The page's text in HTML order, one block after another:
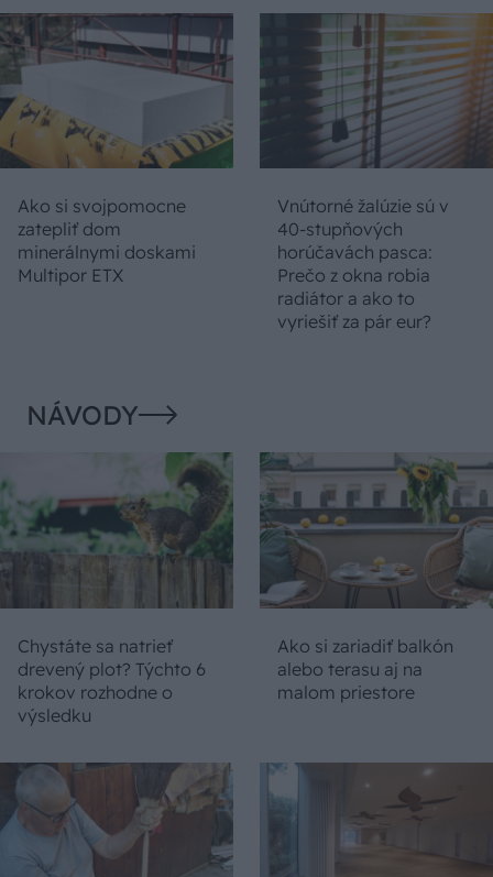
Ako si svojpomocne
zatepliť dom
minerálnymi doskami
Multipor ETX
Vnútorné žalúzie sú v
40-stupňových
horúčavách pasca:
Prečo z okna robia
radiátor a ako to
vyriešiť za pár eur?
NÁVODY
Chystáte sa natrieť
drevený plot? Týchto 6
krokov rozhodne o
výsledku
Ako si zariadiť balkón
alebo terasu aj na
malom priestore